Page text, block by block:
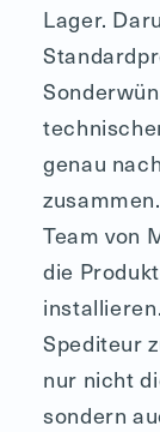
Lager.
genau
Team von
die
Spediteur
nur nicht
sondern